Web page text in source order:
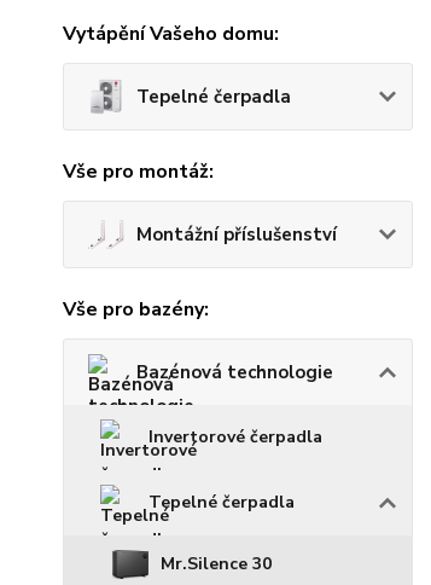
Vytápění Vašeho domu:
Tepelné čerpadla
Vše pro montáž:
Montážní příslušenství
Vše pro bazény:
Bazénová technologie
Invertorové čerpadla
Tepelné čerpadla
Mr.Silence 30